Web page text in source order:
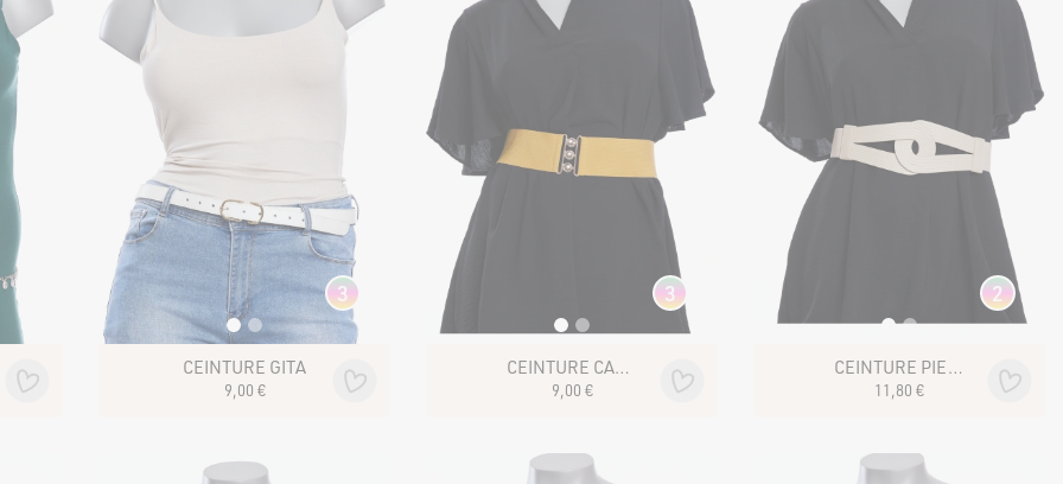
CEINTURE GITA
9 00 €
3
CEINTURE CALIOPÉ
9 00 €
3
CEINTURE PIETRA
11 80 €
2
NOS BOUTIQUES
Shorts et pantacourt
Leggings et cyclistes